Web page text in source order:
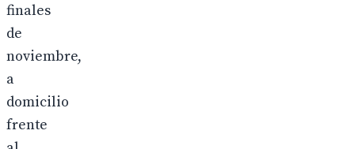
finales
de
noviembre,
a
domicilio
frente